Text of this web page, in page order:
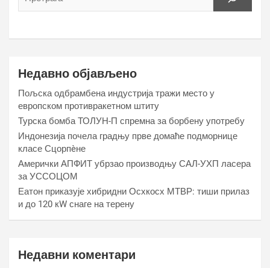
Недавно објављено
Пољска одбрамбена индустрија тражи место у
европском противракетном штиту
Турска бомба ТОЛУН-П спремна за борбену употребу
Индонезија почела градњу прве домаће подморнице
класе Сцорпèне
Амерички АПФИТ убрзао производњу САЛ-УХП ласера
за УССОЦОМ
Еатон приказује хибридни Осхкосх МТВР: тиши прилаз
и до 120 кW снаге на терену
Недавни коментари